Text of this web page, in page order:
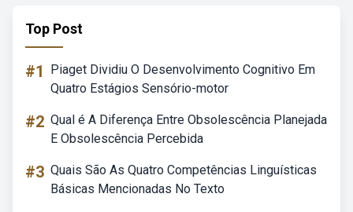
Top Post
#1
Piaget Dividiu O Desenvolvimento Cognitivo Em
Quatro Estágios Sensório-motor
#2 Qual é A Diferença Entre Obsolescência Planejada
E Obsolescência Percebida
#3 Quais São As Quatro Competências Linguísticas
Básicas Mencionadas No Texto